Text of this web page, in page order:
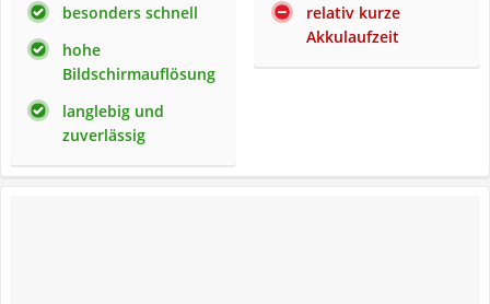
besonders schnell
hohe
Bildschirmauflösung
langlebig und
zuverlässig
relativ kurze
Akkulaufzeit